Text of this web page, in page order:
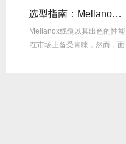
选型指南：Mellanox线缆带宽怎么选？看完这篇不纠结！
Mellanox线缆以其出色的性能
在市场上备受青睐，然而，面